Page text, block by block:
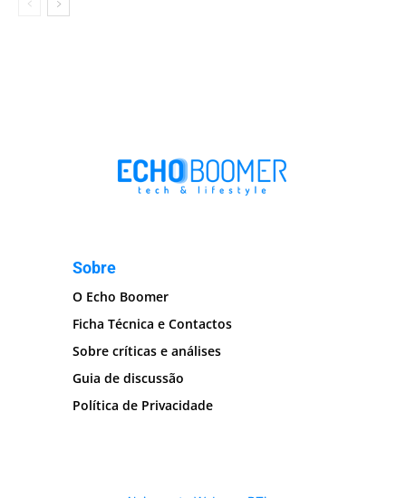
Sobre
O Echo Boomer
Ficha Técnica e Contactos
Sobre críticas e análises
Guia de discussão
Política de Privacidade